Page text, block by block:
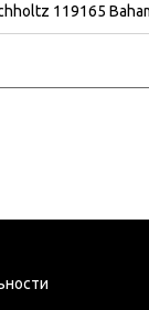
119165